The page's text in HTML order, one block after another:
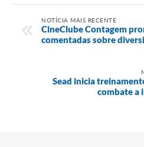
NOTÍCIA MAIS RECENTE
CineClube Contagem
comentadas sobre
Sead inicia
combate a